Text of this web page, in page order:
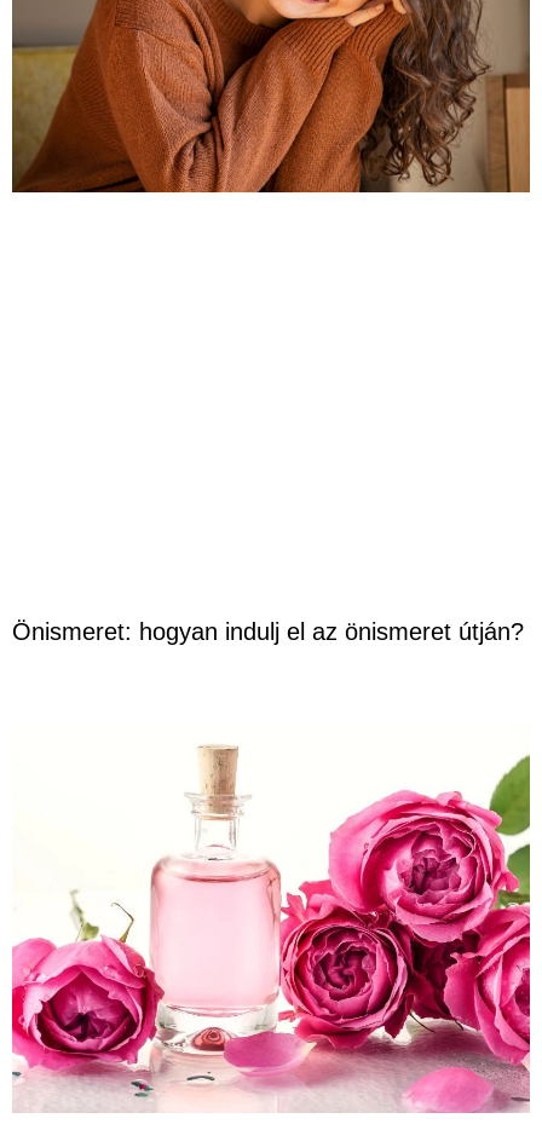
Önismeret: hogyan indulj el az önismeret útján?